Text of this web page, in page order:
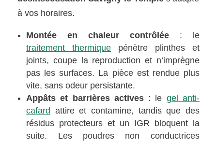
à vos horaires.
Montée en chaleur contrôlée: le
traitement thermique pénètre plinthes et
joints, coupe la reproduction et n’imprègne
pas les surfaces. La pièce est rendue plus
vite, sans odeur persistante.
Appâts et barrières actives: le gel anti-
cafard attire et contamine, tandis que des
résidus protecteurs et un IGR bloquent la
suite. Les poudres non conductrices